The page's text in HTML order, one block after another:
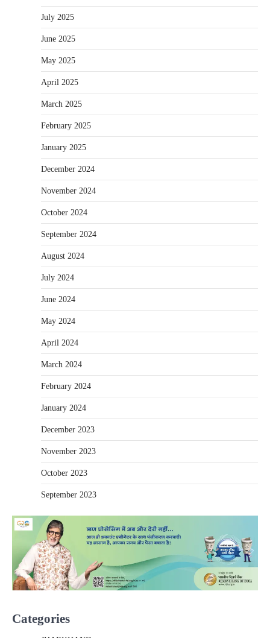
July 2025
June 2025
May 2025
April 2025
March 2025
February 2025
January 2025
December 2024
November 2024
October 2024
September 2024
August 2024
July 2024
June 2024
May 2024
April 2024
March 2024
February 2024
January 2024
December 2023
November 2023
October 2023
September 2023
Categories